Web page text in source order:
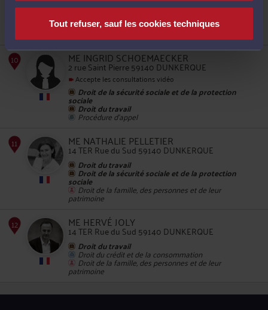
Tout refuser, sauf les cookies techniques
8
Droit du travail
Droit de la famille, des personnes et de leur
patrimoine
Droit du crédit et de la consommation
ME INGRID SCHOEMAECKER
2 rue Saint Pierre 59140 DUNKERQUE
Accepte les consultations vidéo
Droit de la sécurité sociale et de la protection
sociale
Droit du travail
Procédure d'appel
ME NATHALIE PELLETIER
14 TER Rue du Sud 59140 DUNKERQUE
Droit du travail
Droit de la sécurité sociale et de la protection
sociale
Droit de la famille, des personnes et de leur
patrimoine
ME HERVÉ JOLY
14 TER Rue du Sud 59140 DUNKERQUE
Droit du travail
Droit du crédit et de la consommation
Droit de la famille, des personnes et de leur
patrimoine